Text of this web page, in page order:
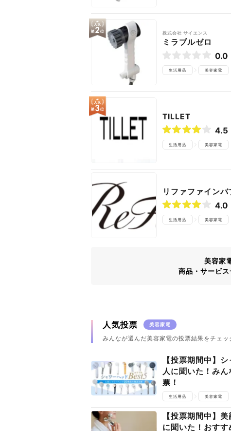
株式会社 サイエンス
ミラブルゼロ
0.0
生活用品 美容家電
TILLET
4.5
生活用品 美容家電
リファファイン
4.0
生活用品 美容家電
美容家
商品・サービ
人気投票 美容家電
みんなが選んだ美容家電の投票結果をチェッ
【投票期間中】
人に聞いた！み
票！
生活用品 美容家電
【投票期間中】
に聞いた！おすす